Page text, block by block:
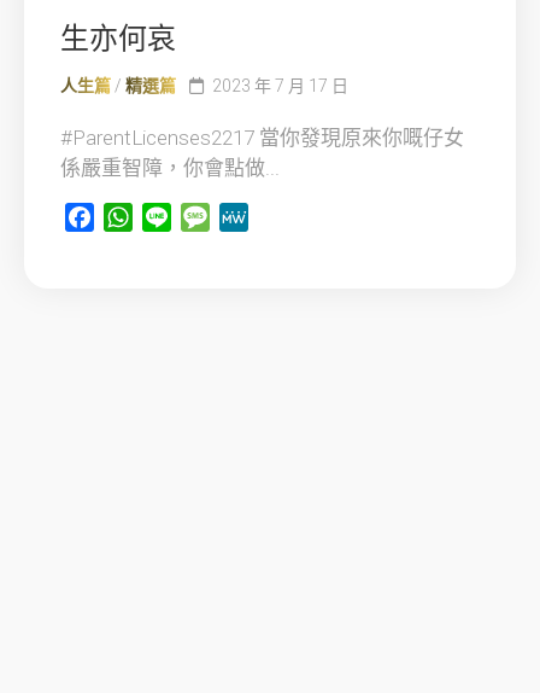
生亦何哀
人生篇/ 精選篇 2023 年 7 月 17 日
#ParentLicenses2217 當你發現原來你嘅仔女
係嚴重智障，你會點做...
FacebookWhatsApp
Line Message